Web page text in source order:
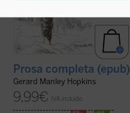
Prosa completa (epub)
Gerard Manley Hopkins
9,99€ IVA incluido